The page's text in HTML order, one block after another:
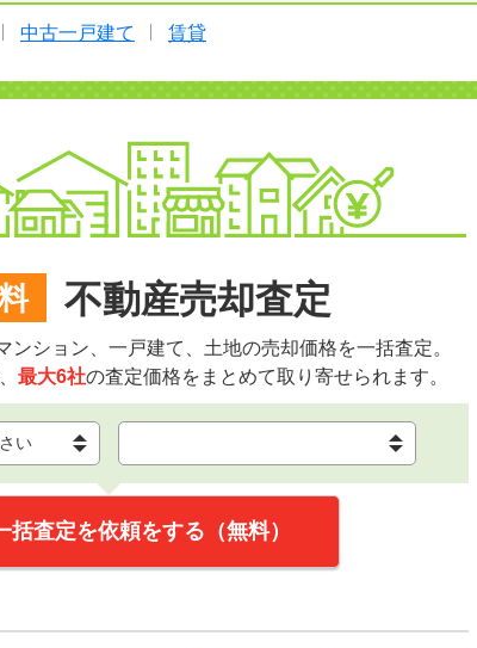
中古一戸建て 賃貸
不動産売却査定
ンション、一戸建て、土地の売却価格を一括査定。
最大6社の査定価格をまとめて取り寄せられます。
括査定を依頼をする（無料）